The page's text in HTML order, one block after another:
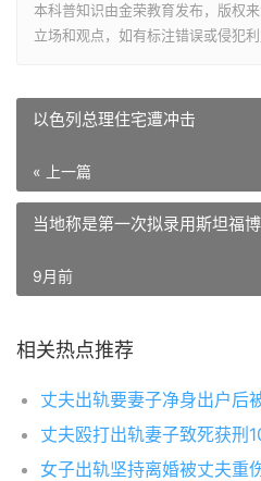
本科普知识由金荣教育发布，版权
立场和观点，如有标注错误或侵犯利
以色列总理住宅遭冲击
« 上一篇
当地称是第一次拟录用斯坦福
9月前
相关热点推荐
丈夫出轨要妻子净身出户后
丈夫殴打出轨妻子致死获刑
女子出轨坚持离婚被丈夫重